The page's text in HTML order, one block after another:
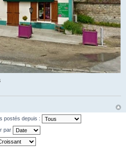
postés depuis :
par